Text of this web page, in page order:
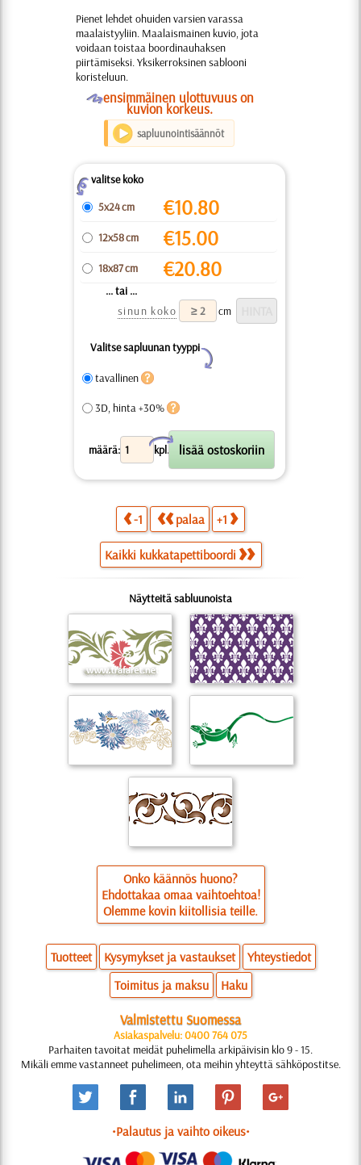
Pienet lehdet ohuiden varsien varassa
maalaistyyliin. Maalaismainen kuvio, jota
voidaan toistaa boordinauhaksen
piirtämiseksi. Yksikerroksinen sablooni
koristeluun.
Oensimmäinen ulottuvuus on
kuvion korkeus.
sapluunointisäännöt
Zvalitse koko
5x24 cm
€10.80
12x58 cm €15.00
18x87 cm €20.80
... tai ...
sinun koko
cm
Valitse sapluunan tyyppi
Y
tavallinen
3D, hinta +30%
määrä: kpl.
X
-1 palaa +1
Kaikki kukkatapettiboordi
Näytteitä sabluunoista
Onko käännös huono?
Ehdottakaa omaa vaihtoehtoa!
Olemme kovin kiitollisia teille.
Tuotteet Kysymykset ja vastaukset
Yhteystiedot
Toimitus ja maksu
Haku
Valmistettu Suomessa
Asiakaspalvelu: 0400 764 075
Parhaiten tavoitat meidät puhelimella arkipäivisin klo 9 - 15.
Mikäli emme vastanneet puhelimeen, ota meihin yhteyttä sähköpostitse.
•Palautus ja vaihto oikeus•